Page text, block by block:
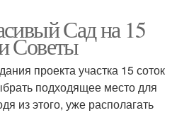
Сад на 15
Советы
проекта участка 15 соток
подходящее место для
из этого, уже располагать